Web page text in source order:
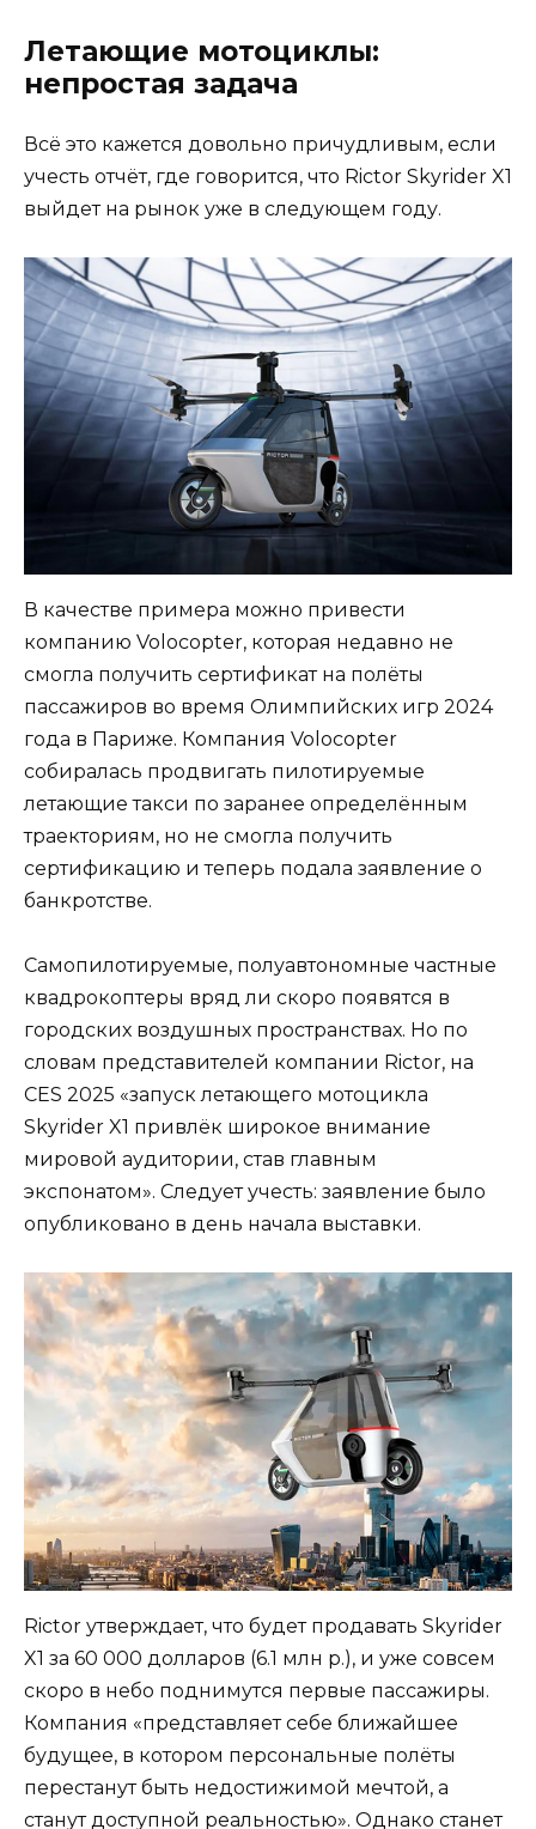
Летающие мотоциклы:
непростая задача
Всё это кажется довольно причудливым, если
учесть отчёт, где говорится, что Rictor Skyrider X1
выйдет на рынок уже в следующем году.
В качестве примера можно привести
компанию Volocopter, которая недавно не
смогла получить сертификат на полёты
пассажиров во время Олимпийских игр 2024
года в Париже. Компания Volocopter
собиралась продвигать пилотируемые
летающие такси по заранее определённым
траекториям, но не смогла получить
сертификацию и теперь подала заявление о
банкротстве.
Самопилотируемые, полуавтономные частные
квадрокоптеры вряд ли скоро появятся в
городских воздушных пространствах. Но по
словам представителей компании Rictor, на
CES 2025 «запуск летающего мотоцикла
Skyrider X1 привлёк широкое внимание
мировой аудитории, став главным
экспонатом». Следует учесть: заявление было
опубликовано в день начала выставки.
Rictor утверждает, что будет продавать Skyrider
X1 за 60 000 долларов (6.1 млн р.), и уже совсем
скоро в небо поднимутся первые пассажиры.
Компания «представляет себе ближайшее
будущее, в котором персональные полёты
перестанут быть недостижимой мечтой, а
станут доступной реальностью». Однако станет